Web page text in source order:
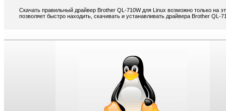
Скачать правильный драйвер Brother QL-710W для Linux возможно только на
позволяет быстро находить, скачивать и устанавливать драйвера Brother QL-